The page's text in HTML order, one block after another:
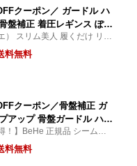
クーポン／ ガードル ハ
盤補正 着圧レギンス ぽっ
グ ガードル 骨盤ガードル
補正下着 くびれ 骨盤補正
） スリム美人 履くだけ リン
消 美脚 美尻 骨盤ケア 着圧
マニウム 美脚 ショート
料無料
クーポン／骨盤補正 ガ
アップ 骨盤ガードル ハイ
こりお腹 ロング 大きいサ
ス 補正下着 くびれ 骨盤
！】BeHe 正規品 シームレス
料無料